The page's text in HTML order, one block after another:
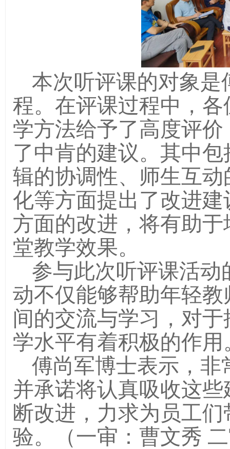
本次听评课的对象是
程。在评课过程中，
学方法给予了高度评
了中肯的建议。其中
辑的协调性、师生互
化等方面提出了改进
方面的改进，将有助
堂教学效果。
参与此次听评课活
动不仅能够帮助年轻
间的交流与学习，对
学水平有着积极的作用
傅尚军博士表示，
并承诺将认真吸收这
断改进，力求为员工
验。
（一审 ： 曹文秀